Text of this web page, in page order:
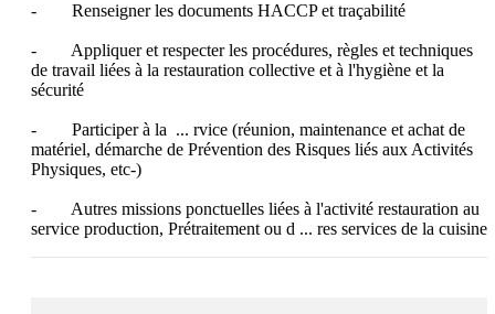
-        Renseigner les documents HACCP et traçabilité
-        Appliquer et respecter les procédures, règles et techniques
de travail liées à la restauration collective et à l'hygiène et la
sécurité
-        Participer à la  ... rvice (réunion, maintenance et achat de
matériel, démarche de Prévention des Risques liés aux Activités
Physiques, etc-)
-        Autres missions ponctuelles liées à l'activité restauration au
service production, Prétraitement ou d ... res services de la cuisine